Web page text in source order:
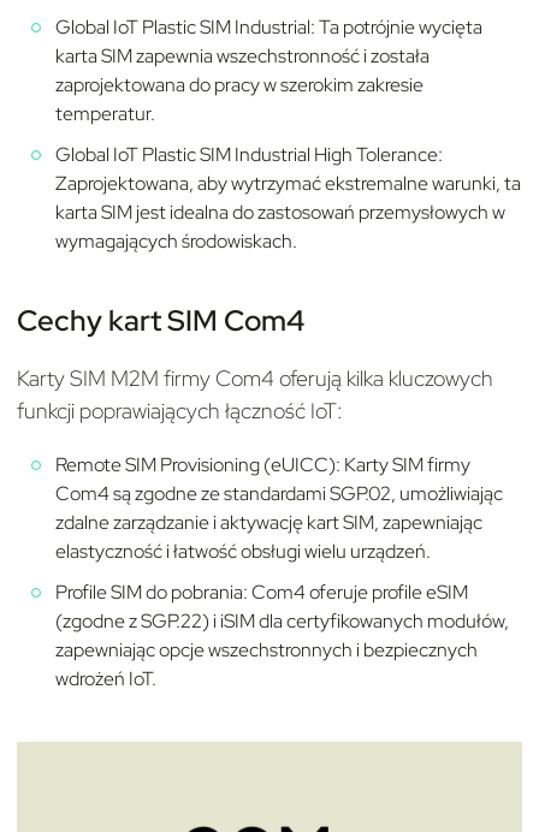
Global IoT Plastic SIM Industrial: Ta potrójnie wycięta
karta SIM zapewnia wszechstronność i została
zaprojektowana do pracy w szerokim zakresie
temperatur.
Global IoT Plastic SIM Industrial High Tolerance:
Zaprojektowana, aby wytrzymać ekstremalne warunki, ta
karta SIM jest idealna do zastosowań przemysłowych w
wymagających środowiskach.
Cechy kart SIM Com4
Karty SIM M2M firmy Com4 oferują kilka kluczowych
funkcji poprawiających łączność IoT:
Remote SIM Provisioning (eUICC): Karty SIM firmy
Com4 są zgodne ze standardami SGP.02, umożliwiając
zdalne zarządzanie i aktywację kart SIM, zapewniając
elastyczność i łatwość obsługi wielu urządzeń.
Profile SIM do pobrania: Com4 oferuje profile eSIM
(zgodne z SGP.22) i iSIM dla certyfikowanych modułów,
zapewniając opcje wszechstronnych i bezpiecznych
wdrożeń IoT.